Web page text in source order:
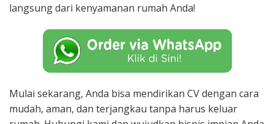
langsung dari kenyamanan rumah Anda!
Mulai sekarang, Anda bisa mendirikan CV dengan cara
mudah, aman, dan terjangkau tanpa harus keluar